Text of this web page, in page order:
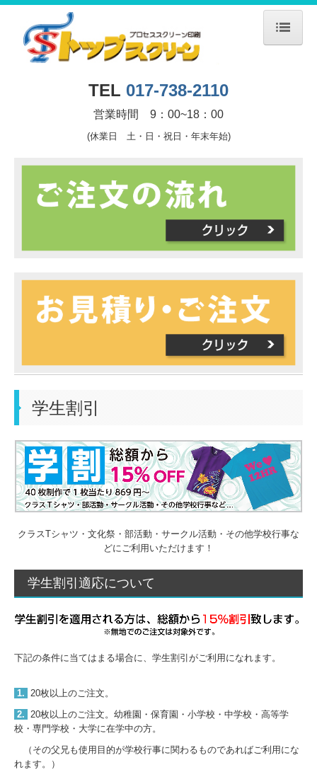
ホーム
デザイン作成方法
価格表
デザイン入稿のご案内
学生割引
よくあるご質問
リンク
TEL 017-738-2110
営業時間 9：00~18：00
(休業日 土・日・祝日・年末年始)
学生割引
クラスTシャツ・文化祭・部活動・サークル活動・その他学校行事な
どにご利用いただけます！
学生割引適応について
下記の条件に当てはまる場合に、学生割引がご利用になれます。
1.
20枚以上のご注文。
2.
20枚以上のご注文。幼稚園・保育園・小学校・中学校・高等学
校・専門学校・大学に在学中の方。
（その父兄も使用目的が学校行事に関わるものであればご利用にな
れます。）